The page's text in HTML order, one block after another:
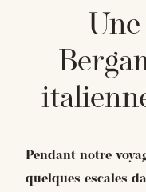
Pendant notre
quelques escales